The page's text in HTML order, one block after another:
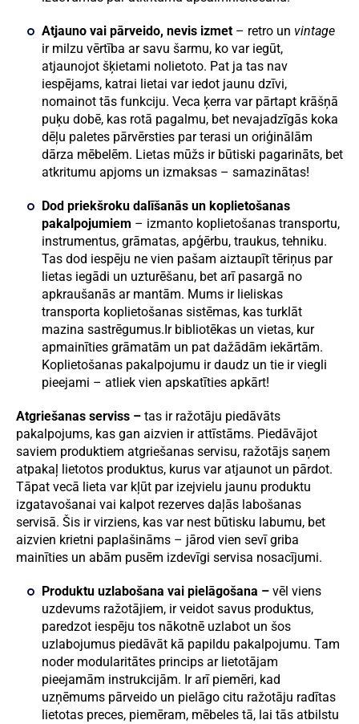
Atjauno vai pārveido, nevis izmet – retro un vintage
ir milzu vērtība ar savu šarmu, ko var iegūt,
atjaunojot šķietami nolietoto. Pat ja tas nav
iespējams, katrai lietai var iedot jaunu dzīvi,
nomainot tās funkciju. Veca ķerra var pārtapt krāšņā
puķu dobē, kas rotā pagalmu, bet nevajadzīgās koka
dēļu paletes pārvērsties par terasi un oriģinālām
dārza mēbelēm. Lietas mūžs ir būtiski pagarināts, bet
atkritumu apjoms un izmaksas – samazinātas!
Dod priekšroku dalīšanās un koplietošanas
pakalpojumiem – izmanto koplietošanas transportu,
instrumentus, grāmatas, apģērbu, traukus, tehniku.
Tas dod iespēju ne vien pašam aiztaupīt tēriņus par
lietas iegādi un uzturēšanu, bet arī pasargā no
apkraušanās ar mantām. Mums ir lieliskas
transporta koplietošanas sistēmas, kas turklāt
mazina sastrēgumus.Ir bibliotēkas un vietas, kur
apmainīties grāmatām un pat dažādām iekārtām.
Koplietošanas pakalpojumu ir daudz un tie ir viegli
pieejami – atliek vien apskatīties apkārt!
Atgriešanas serviss – tas ir ražotāju piedāvāts
pakalpojums, kas gan aizvien ir attīstāms. Piedāvājot
saviem produktiem atgriešanas servisu, ražotājs saņem
atpakaļ lietotos produktus, kurus var atjaunot un pārdot.
Tāpat vecā lieta var kļūt par izejvielu jaunu produktu
izgatavošanai vai kalpot rezerves daļās labošanas
servisā. Šis ir virziens, kas var nest būtisku labumu, bet
aizvien krietni paplašināms – jārod vien sevī griba
mainīties un abām pusēm izdevīgi servisa nosacījumi.
Produktu uzlabošana vai pielāgošana – vēl viens
uzdevums ražotājiem, ir veidot savus produktus,
paredzot iespēju tos nākotnē uzlabot un šos
uzlabojumus piedāvāt kā papildu pakalpojumu. Tam
noder modularitātes princips ar lietotājam
pieejamām instrukcijām. Ir arī piemēri, kad
uzņēmums pārveido un pielāgo citu ražotāju radītas
lietotas preces, piemēram, mēbeles tā, lai tās atbilstu